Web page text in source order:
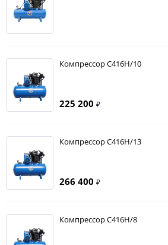
Компрессор С416Н/10
225 200 ₽
Компрессор С416Н/13
266 400 ₽
Компрессор С416Н/8